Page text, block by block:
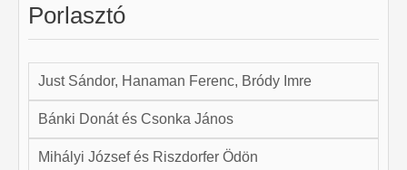
Porlasztó
Just Sándor, Hanaman Ferenc, Bródy Imre
Bánki Donát és Csonka János
Mihályi József és Riszdorfer Ödön